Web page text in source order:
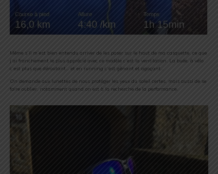
Même s’il m’est bien entendu arriver de les poser sur le haut de ma casquette, ce que
j’ai franchement le plus apprécié avec ce modèle c’est la ventilation. La buée, à vélo
c’est plus que déroutant… et en running c’est gênant et agaçant…
On demande aux lunettes de nous protéger les yeux du soleil certes, mais aussi de se
faire oublier, notamment quand on est à la recherche de la performance.